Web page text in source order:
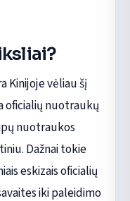
Kinijoje vėliau šį
oficialių nuotraukų
nuotraukos
Dažnai tokie
eskizais oficialių
iki paleidimo